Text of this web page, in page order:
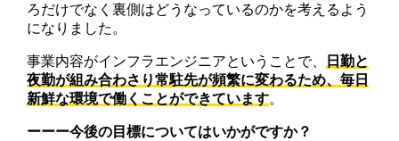
ろだけでなく裏側はどうなっているのかを考えるよう
になりました。
事業内容がインフラエンジニアということで、
日勤と
夜勤が組み合わさり常駐先が頻繁に変わるため、毎日
新鮮な環境で働くことができています。
ーーー今後の目標についてはいかがですか？